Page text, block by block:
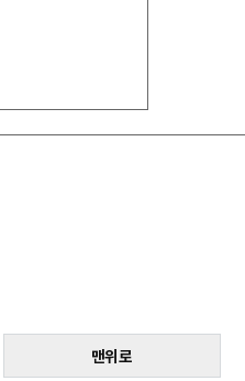
맨위로